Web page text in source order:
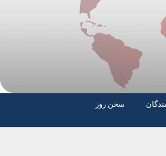
سخن روز